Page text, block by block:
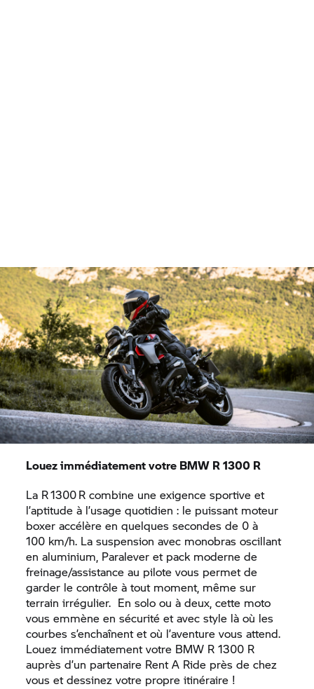
Louez immédiatement votre BMW R 1300 R
La R 1300 R combine une exigence sportive et
l’aptitude à l’usage quotidien : le puissant moteur
boxer accélère en quelques secondes de 0 à
100 km/h. La suspension avec monobras oscillant
en aluminium, Paralever et pack moderne de
freinage­/assistance au pilote vous permet de
garder le contrôle à tout moment, même sur
terrain irrégulier. En solo ou à deux, cette moto
vous emmène en sécurité et avec style là où les
courbes s’enchaînent et où l’aventure vous attend.
Louez immédiatement votre BMW R 1300 R
auprès d’un partenaire Rent A Ride près de chez
vous et dessinez votre propre itinéraire !